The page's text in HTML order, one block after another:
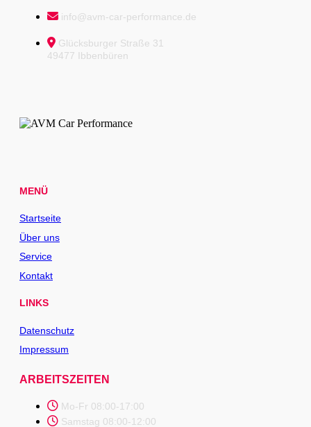
info@avm-car-performance.de
Glücksburger Straße 31
49477 Ibbenbüren
MENÜ
Startseite
Über uns
Service
Kontakt
LINKS
Datenschutz
Impressum
ARBEITSZEITEN
Mo-Fr 08:00-17:00
Samstag 08:00-12:00